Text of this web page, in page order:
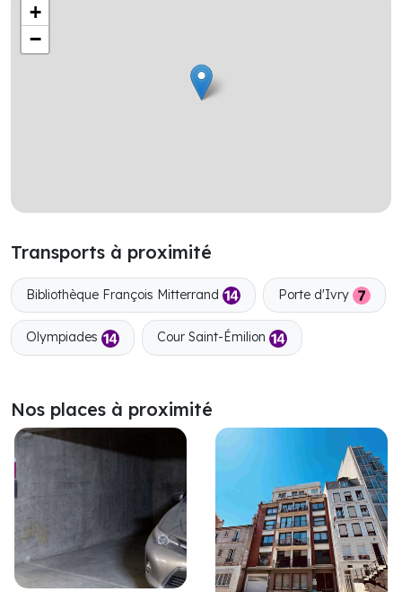
+
−
Transports à proximité
Bibliothèque François Mitterrand Porte d'Ivry
Olympiades Cour Saint-Émilion
Nos places à proximité